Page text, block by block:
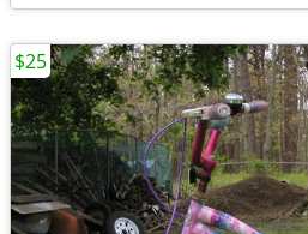
$25